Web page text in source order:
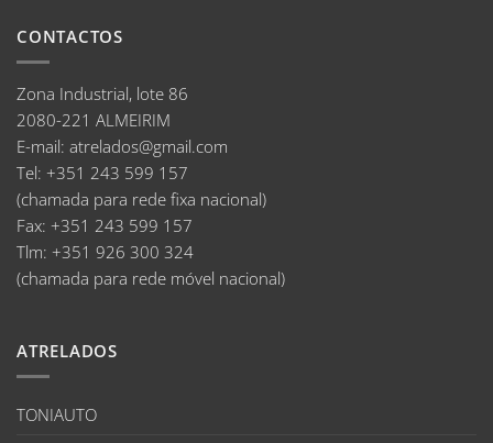
CONTACTOS
Zona Industrial, lote 86
2080-221 ALMEIRIM
E-mail: atrelados@gmail.com
Tel: +351 243 599 157
(chamada para rede fixa nacional)
Fax: +351 243 599 157
Tlm: +351 926 300 324
(chamada para rede móvel nacional)
ATRELADOS
TONIAUTO